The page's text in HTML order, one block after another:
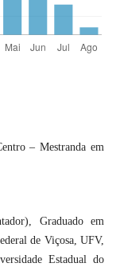
– Mestranda em
Graduado em
de Viçosa, UFV,
Estadual do